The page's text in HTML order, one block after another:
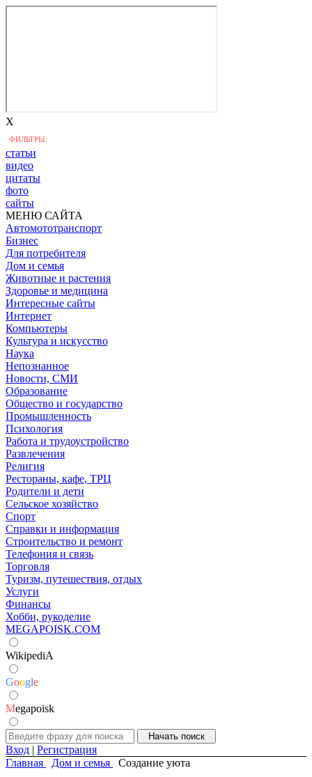
X
ФИЛЬТРЫ:
статьи
видео
цитаты
фото
сайты
МЕНЮ САЙТА
Автомототранспорт
Бизнес
Для потребителя
Дом и семья
Животные и растения
Здоровье и медицина
Интересные сайты
Интернет
Компьютеры
Культура и искусство
Наука
Непознанное
Новости, СМИ
Образование
Общество и государство
Промышленность
Психология
Работа и трудоустройство
Развлечения
Религия
Рестораны, кафе, ТРЦ
Родители и дети
Сельское хозяйство
Спорт
Справки и информация
Строительство и ремонт
Телефония и связь
Торговля
Туризм, путешествия, отдых
Услуги
Финансы
Хобби, рукоделие
MEGAPOISK.COM
WikipediA
Google
Megapoisk
Вход | Регистрация
Главная
Дом и семья
Создание уюта